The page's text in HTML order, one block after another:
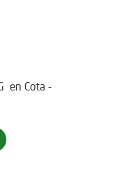
en Cota -